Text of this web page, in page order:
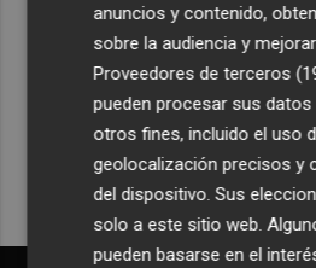
Recibe toda la
Plaza Podcast
Quiero
anuncios y contenido,
sobre la audiencia y
Proveedores de terceros
pueden procesar sus
otros fines, incluido el uso
geolocalización precisos y
del dispositivo. Sus
solo a este sitio web.
pueden basarse en el